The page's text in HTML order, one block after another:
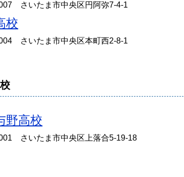
さいたま市中央区円阿弥7-4-1
校
さいたま市中央区本町西2-8-1
野高校
さいたま市中央区上落合5-19-18